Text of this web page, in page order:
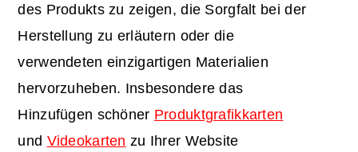
des Produkts zu zeigen, die Sorgfalt bei der
Herstellung zu erläutern oder die
verwendeten einzigartigen Materialien
hervorzuheben. Insbesondere das
Hinzufügen schöner Produktgrafikkarten
und Videokarten zu Ihrer Website